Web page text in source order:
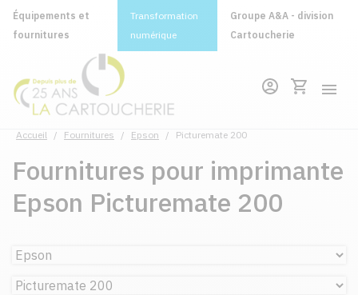
Équipements et
fournitures
Transformation
numérique
Groupe A&A - division
Cartoucherie
Accueil / Fournitures / Epson / Picturemate 200
Fournitures pour imprimante
Epson Picturemate 200